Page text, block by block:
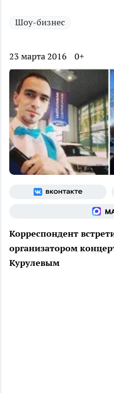
Шоу-бизнес
23 марта 2016 0+
Корреспондент
организатором
Курулевым